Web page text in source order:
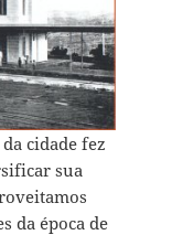
cidade fez
sua
da época de